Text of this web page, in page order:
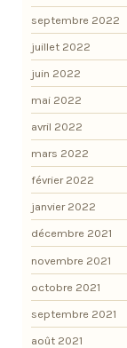
septembre 2022
juillet 2022
juin 2022
mai 2022
avril 2022
mars 2022
février 2022
janvier 2022
décembre 2021
novembre 2021
octobre 2021
septembre 2021
août 2021